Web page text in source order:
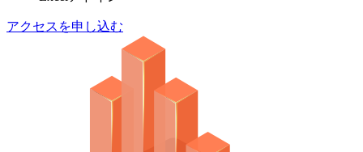
アクセスを申し込む